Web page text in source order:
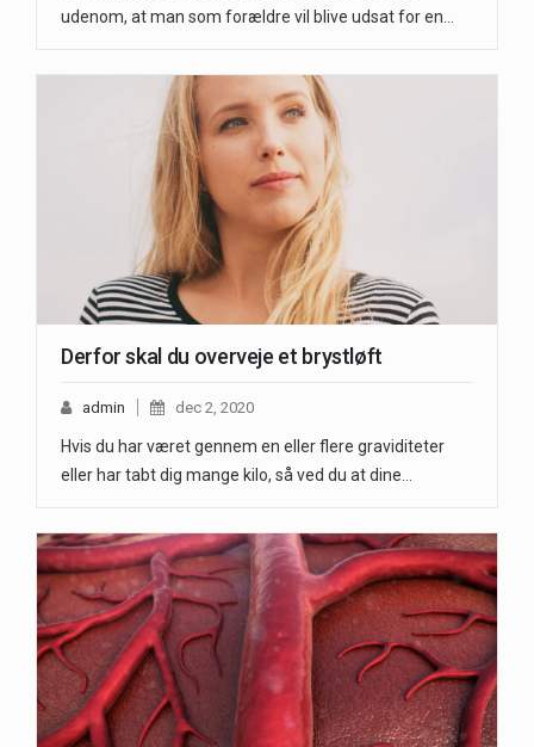
udenom, at man som forældre vil blive udsat for en…
Derfor skal du overveje et brystløft
admin dec 2, 2020
Hvis du har været gennem en eller flere graviditeter
eller har tabt dig mange kilo, så ved du at dine…